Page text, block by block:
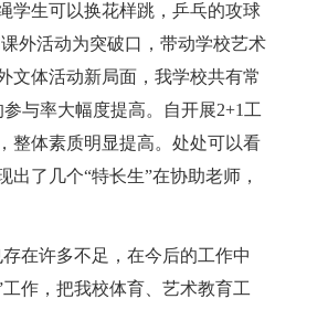
学生可以换花样跳，乒乓的攻球
外活动为突破口，带动学校艺术
文体活动新局面，我学校共有常
与率大幅度提高。自开展2+1工
整体素质明显提高。处处可以看
了几个“特长生”在协助老师，
在许多不足，在今后的工作中
作，把我校体育、艺术教育工